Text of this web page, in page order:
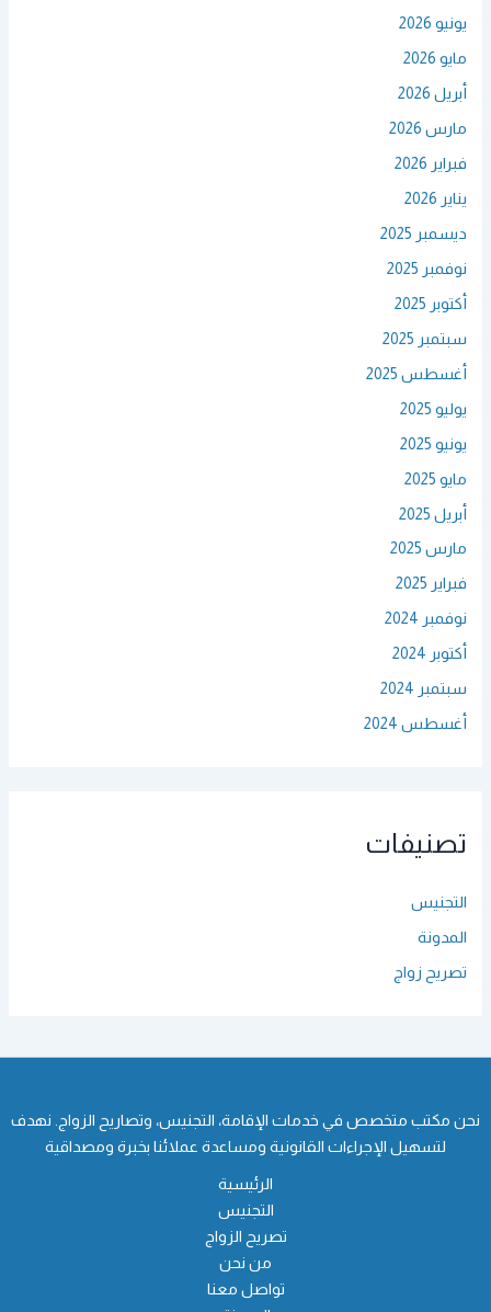
يونيو 2026
مايو 2026
أبريل 2026
مارس 2026
فبراير 2026
يناير 2026
ديسمبر 2025
نوفمبر 2025
أكتوبر 2025
سبتمبر 2025
أغسطس 2025
يوليو 2025
يونيو 2025
مايو 2025
أبريل 2025
مارس 2025
فبراير 2025
نوفمبر 2024
أكتوبر 2024
سبتمبر 2024
أغسطس 2024
تصنيفات
التجنيس
المدونة
تصريح زواج
نحن مكتب متخصص في خدمات الإقامة، التجنيس، وتصاريح الزواج. نهدف
لتسهيل الإجراءات القانونية ومساعدة عملائنا بخبرة ومصداقية
الرئيسية
التجنيس
تصريح الزواج
من نحن
تواصل معنا